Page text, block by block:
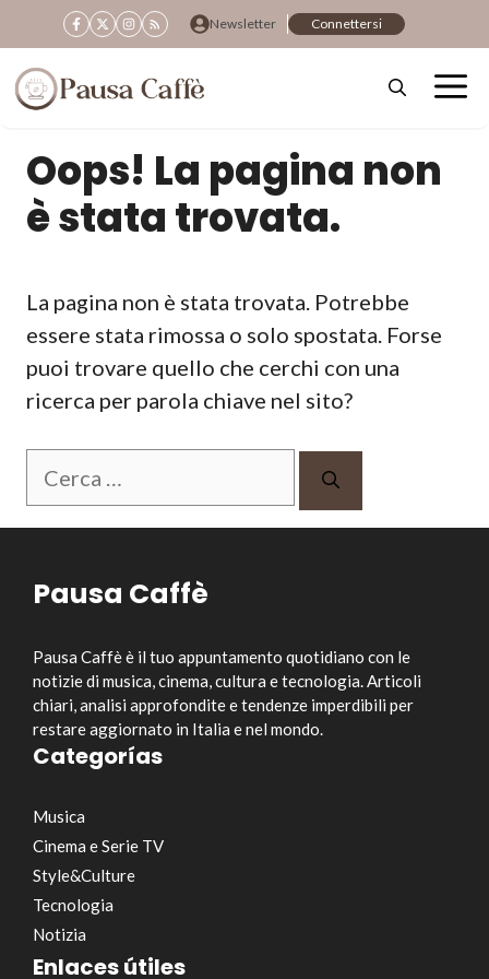
al
contenuto
Newsletter Connettersi
Oops! La pagina non
è stata trovata.
La pagina non è stata trovata. Potrebbe
essere stata rimossa o solo spostata. Forse
puoi trovare quello che cerchi con una
ricerca per parola chiave nel sito?
Ricerca
Pausa Caffè
Pausa Caffè è il tuo appuntamento quotidiano con le
notizie di musica, cinema, cultura e tecnologia. Articoli
chiari, analisi approfondite e tendenze imperdibili per
restare aggiornato in Italia e nel mondo.
Categorías
Musica
Cinema e Serie TV
Style&Culture
Tecnologia
Notizia
Enlaces útiles